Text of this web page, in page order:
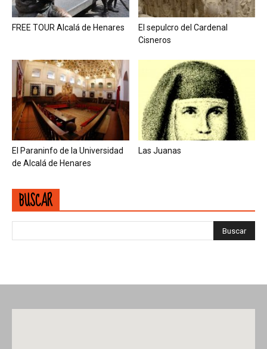
FREE TOUR Alcalá de Henares
El sepulcro del Cardenal
Cisneros
El Paraninfo de la Universidad
de Alcalá de Henares
Las Juanas
BUSCAR